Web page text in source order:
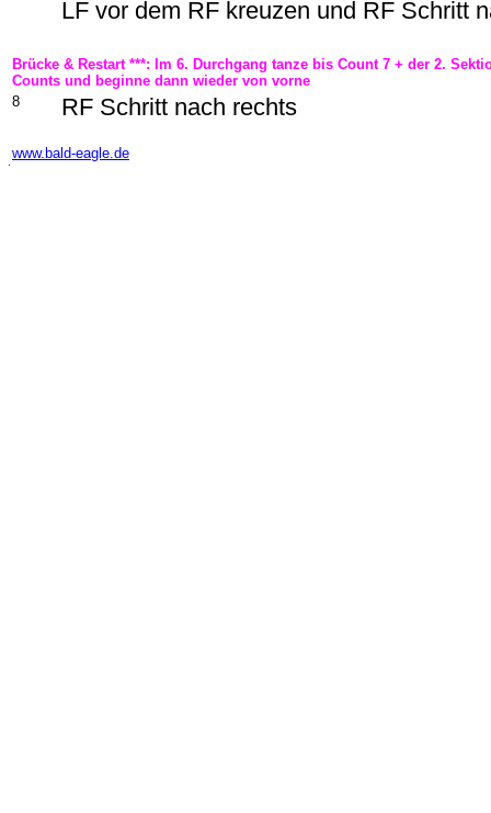
LF vor dem RF kreuzen und RF Schritt
Brücke & Restart ***: Im 6. Durchgang tanze bis Count 7 + der 2.
Counts und beginne dann wieder von vorne
8
RF Schritt nach rechts
www.bald-eagle.de